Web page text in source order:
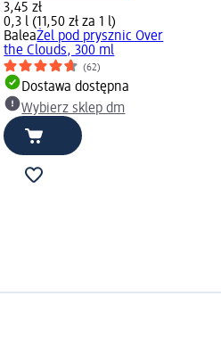
3,45 zł
0,3 l (11,50 zł za 1 l)
BaleaŻel pod prysznic Over
the Clouds, 300 ml
(62)
Dostawa dostępna
Wybierz sklep dm